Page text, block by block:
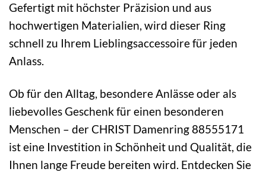
Gefertigt mit höchster Präzision und aus
hochwertigen Materialien, wird dieser Ring
schnell zu Ihrem Lieblingsaccessoire für jeden
Anlass.
Ob für den Alltag, besondere Anlässe oder als
liebevolles Geschenk für einen besonderen
Menschen – der CHRIST Damenring 88555171
ist eine Investition in Schönheit und Qualität, die
Ihnen lange Freude bereiten wird. Entdecken Sie